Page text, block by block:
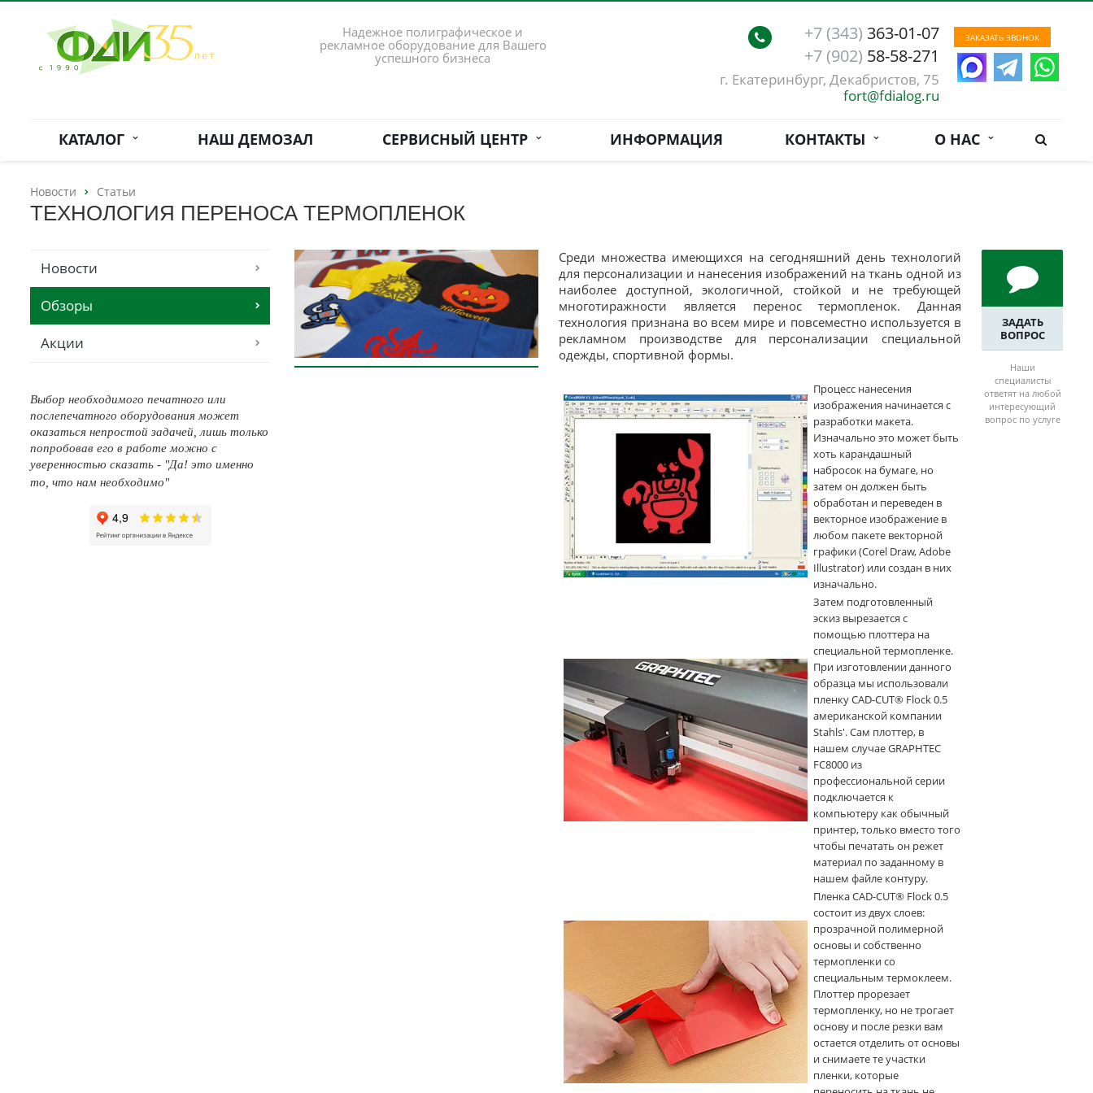
Надежное полиграфическое и
рекламное оборудование для Вашего
успешного бизнеса
ЗАКАЗАТЬ ЗВОНОК
+7 (343) 363-01-07
+7 (902) 58-58-271
г. Екатеринбург, Декабристов, 75
fort@fdialog.ru
КАТАЛОГ НАШ ДЕМОЗАЛ СЕРВИСНЫЙ ЦЕНТР ИНФОРМАЦИЯ КОНТАКТЫ О НАС
Новости Статьи
ТЕХНОЛОГИЯ ПЕРЕНОСА ТЕРМОПЛЕНОК
Новости
Обзоры
Акции
Выбор необходимого печатного или
послепечатного оборудования может
оказаться непростой задачей, лишь только
попробовав его в работе можно с
уверенностью сказать - "Да! это именно
то, что нам необходимо"
ЗАДАТЬ
ВОПРОС
Наши
специалисты
ответят на любой
интересующий
вопрос по услуге
Среди множества имеющихся на сегодняшний день технологий
для персонализации и нанесения изображений на ткань одной из
наиболее доступной, экологичной, стойкой и не требующей
многотиражности является перенос термопленок. Данная
технология признана во всем мире и повсеместно используется в
рекламном производстве для персонализации специальной
одежды, спортивной формы.
Процесс нанесения
изображения начинается с
разработки макета.
Изначально это может быть
хоть карандашный
набросок на бумаге, но
затем он должен быть
обработан и переведен в
векторное изображение в
любом пакете векторной
графики (Corel Draw, Adobe
Illustrator) или создан в них
изначально.
Затем подготовленный
эскиз вырезается с
помощью плоттера на
специальной термопленке.
При изготовлении данного
образца мы использовали
пленку CAD-CUT® Flock 0.5
американской компании
Stahls'. Сам плоттер, в
нашем случае GRAPHTEC
FC8000 из
профессиональной серии
подключается к
компьютеру как обычный
принтер, только вместо того
чтобы печатать он режет
материал по заданному в
нашем файле контуру.
Пленка CAD-CUT® Flock 0.5
состоит из двух слоев:
прозрачной полимерной
основы и собственно
термопленки со
специальным термоклеем.
Плоттер прорезает
термопленку, но не трогает
основу и после резки вам
остается отделить от основы
и снимаете те участки
пленки, которые